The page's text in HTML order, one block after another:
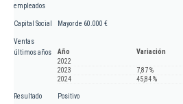
empleados
Capital Social Mayor de 60.000 €
Ventas
últimos años
Año
Variación
2022
2023
7,87 %
2024
45,84 %
Resultado
Positivo